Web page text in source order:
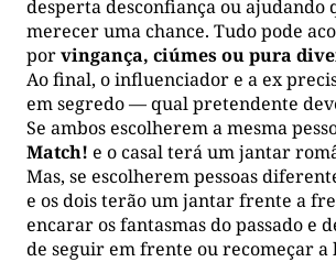
desperta desconfiança ou ajudando
merecer uma chance. Tudo pode
porvingança, ciúmes ou pura
Ao final, o influenciador e a ex
em segredo — qual pretendente
Se ambos escolherem a mesma
Match! e o casal terá um jantar
Mas, se escolherem pessoas
e os dois terão um jantar frente a
encarar os fantasmas do passado e
de seguir em frente ou recomeçar a